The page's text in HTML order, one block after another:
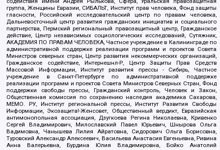
группа, Женщины Евразии, СИБАЛЬТ, Институт прав человека, Фонд защиты
гласности, Российский исследовательский центр по правам человека,
Дальневосточный центр развития гражданских инициатив и социального
партнерства, Пермский региональный правозащитный центр, Гражданское
действие, Центр независимых социологических исследований, Сутяжник,
АКАДЕМИЯ ПО ПРАВАМ ЧЕЛОВЕКА, Частное учреждение в Калининграде по
административной поддержке реализации программ и проектов Совета
Министров северных стран, Центр развития некоммерческих организаций,
Гражданское содействие, Интернешнл-Р, Центр Защиты Прав Средств
Массовой Информации, Институт развития прессы - Сибирь, Частное
учреждение в Санкт-Петербурге по административной поддержке
реализации программ и проектов Совета Министров Северных Стран, Фонд
поддержки свободы прессы, Гражданский контроль, Человек и Закон,
Общественная комиссия по сохранению наследия академика Сахарова,
МЕМО. РУ, Институт региональной прессы, Институт Развития Свободы
Информации, Экозащита!-Женсовет, Общественный вердикт, Евразийская
антимонопольная ассоциация, Дзугкоева Регина Николаевна, Кривенко
Сергей Владимирович, Милославский Павел Юрьевич, Шнырова Ольга
Вадимовна, Чанышева Лилия Айратовна, Сидорович Ольга Борисовна,
Туровский Александр Алексеевич, Васильева Анастасия Евгеньевна, Ривина
Анна Валерьевна, Бурдина Юлия Владимировна, Бойко Анатолий